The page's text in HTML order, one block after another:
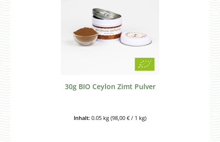
30g BIO Ceylon Zimt Pulver
Inhalt: 0.05 kg (98,00 € / 1 kg)